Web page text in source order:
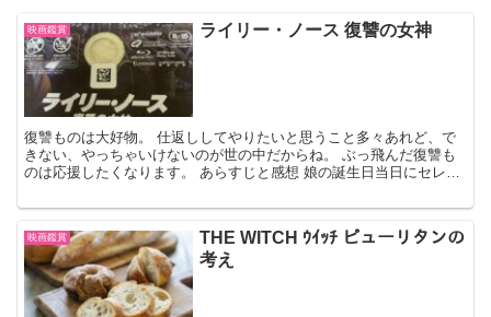
映画鑑賞 ライリー・ノース 復讐の女神
復讐ものは大好物。 仕返ししてやりたいと思うこと多々あれど、で
きない、やっちゃいけないのが世の中だからね。 ぶっ飛んだ復讐も
のは応援したくなります。 あらすじと感想 娘の誕生日当日にセレブ
映画鑑賞
THE WITCH ｳｲｯﾁ ピューリタンの
考え